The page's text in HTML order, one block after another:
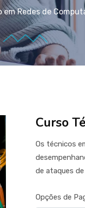
em Redes de
Curso
Os técnicos
de ataques
Opções de